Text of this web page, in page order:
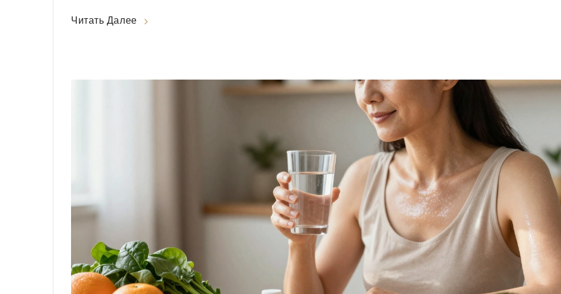
Читать Далее